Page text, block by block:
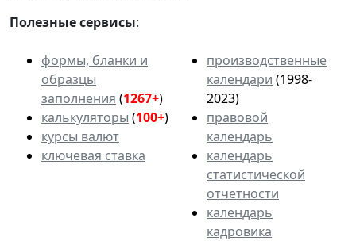
Полезные сервисы:
формы, бланки и
образцы
заполнения (1267+)
калькуляторы (100+)
курсы валют
ключевая ставка
производственные
календари (1998-
2023)
правовой
календарь
календарь
статистической
отчетности
календарь
кадровика